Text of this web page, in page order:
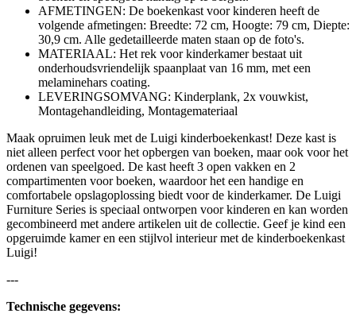
AFMETINGEN: De boekenkast voor kinderen heeft de
volgende afmetingen: Breedte: 72 cm, Hoogte: 79 cm, Diepte:
30,9 cm. Alle gedetailleerde maten staan op de foto's.
MATERIAAL: Het rek voor kinderkamer bestaat uit
onderhoudsvriendelijk spaanplaat van 16 mm, met een
melaminehars coating.
LEVERINGSOMVANG: Kinderplank, 2x vouwkist,
Montagehandleiding, Montagemateriaal
Maak opruimen leuk met de Luigi kinderboekenkast! Deze kast is
niet alleen perfect voor het opbergen van boeken, maar ook voor het
ordenen van speelgoed. De kast heeft 3 open vakken en 2
compartimenten voor boeken, waardoor het een handige en
comfortabele opslagoplossing biedt voor de kinderkamer. De Luigi
Furniture Series is speciaal ontworpen voor kinderen en kan worden
gecombineerd met andere artikelen uit de collectie. Geef je kind een
opgeruimde kamer en een stijlvol interieur met de kinderboekenkast
Luigi!
---
Technische gegevens: